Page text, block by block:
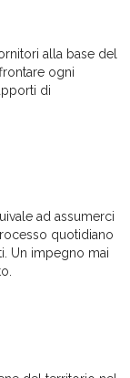
alla base del
ogni
di
ad assumerci
quotidiano
Un impegno mai